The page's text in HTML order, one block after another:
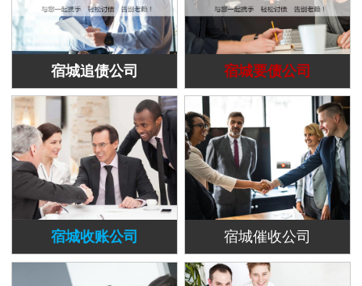
宿城追债公司 宿城要债公司
宿城收账公司 宿城催收公司